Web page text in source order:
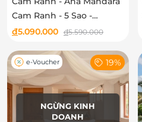
Cam Ranh - 5 Sao -
Gardenview Deluxe
đ5.090.000 đ5.590.000
NGỪNG KINH
DOANH
e-Voucher 19%